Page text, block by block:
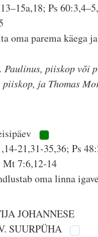
Ps
oma parema käega ja
Paulinus, piiskop või
ja Thomas
21,31-35,36; Ps
Mt 7:6,12-14
oma linna
JOHANNESE
SUURPÜHA